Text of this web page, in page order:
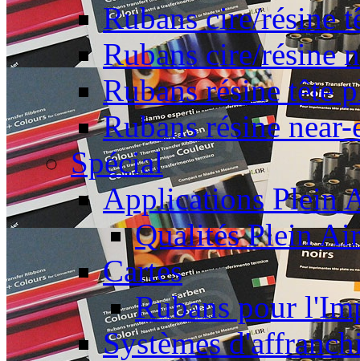
Rubans cire/résine
Rubans cire/résine
Rubans résine tête
Rubans résine near-
Spécial
Applications Plein
Qualités Plein Air
Cartes
Rubans pour
Systèmes